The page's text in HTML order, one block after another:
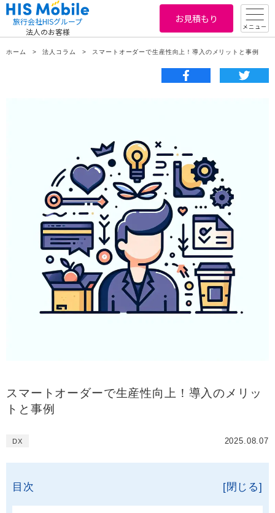
旅行会社HISグループ
法人のお客様
お見積もり
メニュー
ホーム 法人コラム スマートオーダーで生産性向上！導入のメリットと事例
スマートオーダーで生産性向上！導入のメリッ
トと事例
DX 2025.08.07
目次 [閉じる]